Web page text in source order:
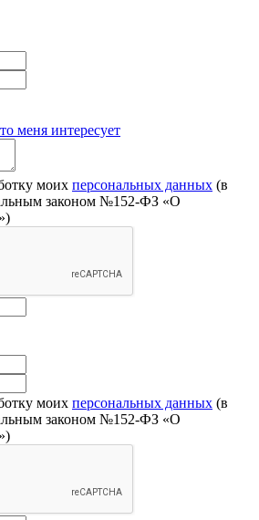
меня интересует
моих персональных данных (в
законом №152-ФЗ «О
моих персональных данных (в
законом №152-ФЗ «О